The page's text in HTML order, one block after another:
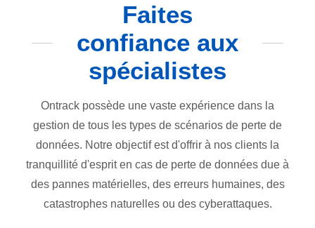
Faites
confiance aux
spécialistes
Ontrack possède une vaste expérience dans la
gestion de tous les types de scénarios de perte de
données. Notre objectif est d'offrir à nos clients la
tranquillité d'esprit en cas de perte de données due à
des pannes matérielles, des erreurs humaines, des
catastrophes naturelles ou des cyberattaques.